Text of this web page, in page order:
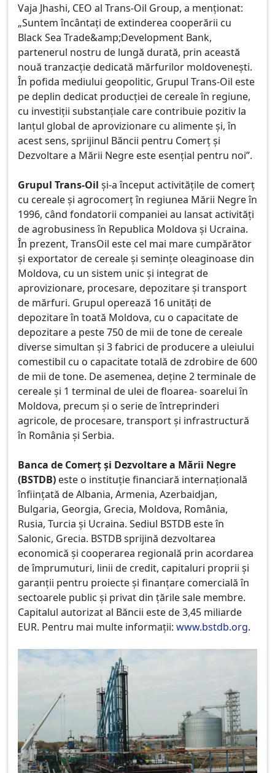
Vaja Jhashi, CEO al Trans-Oil Group, a menționat:
„Suntem încântați de extinderea cooperării cu
Black Sea Trade&amp;Development Bank,
partenerul nostru de lungă durată, prin această
nouă tranzacție dedicată mărfurilor moldovenești.
În pofida mediului geopolitic, Grupul Trans-Oil este
pe deplin dedicat producției de cereale în regiune,
cu investiții substanțiale care contribuie pozitiv la
lanțul global de aprovizionare cu alimente și, în
acest sens, sprijinul Băncii pentru Comerț și
Dezvoltare a Mării Negre este esențial pentru noi”.
Grupul Trans-Oil și-a început activitățile de comerț
cu cereale și agrocomerț în regiunea Mării Negre în
1996, când fondatorii companiei au lansat activități
de agrobusiness în Republica Moldova și Ucraina.
În prezent, TransOil este cel mai mare cumpărător
și exportator de cereale și semințe oleaginoase din
Moldova, cu un sistem unic și integrat de
aprovizionare, procesare, depozitare și transport
de mărfuri. Grupul operează 16 unități de
depozitare în toată Moldova, cu o capacitate de
depozitare a peste 750 de mii de tone de cereale
diverse simultan și 3 fabrici de producere a uleiului
comestibil cu o capacitate totală de zdrobire de 600
de mii de tone. De asemenea, deține 2 terminale de
cereale și 1 terminal de ulei de floarea- soarelui în
Moldova, precum și o serie de întreprinderi
agricole, de procesare, transport și infrastructură
în România și Serbia.
Banca de Comerț și Dezvoltare a Mării Negre
(BSTDB) este o instituție financiară internațională
înființată de Albania, Armenia, Azerbaidjan,
Bulgaria, Georgia, Grecia, Moldova, România,
Rusia, Turcia și Ucraina. Sediul BSTDB este în
Salonic, Grecia. BSTDB sprijină dezvoltarea
economică și cooperarea regională prin acordarea
de împrumuturi, linii de credit, capitaluri proprii și
garanții pentru proiecte și finanțare comercială în
sectoarele public și privat din țările sale membre.
Capitalul autorizat al Băncii este de 3,45 miliarde
EUR. Pentru mai multe informații: www.bstdb.org.